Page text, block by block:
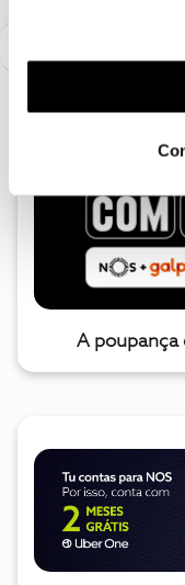
funcionalidades
funcionalidade) e
(cookies de
utilização dos
A poupança